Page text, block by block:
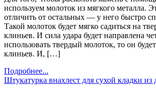
используем молоток из мягкого металла.
отличить от остальных — у него быстро
Такой молоток будет мягко садиться на
клиньев. И сила удара будет направлена
использовать твердый молоток, то он
клиньев. И, […]
Подробнее...
Штукатурка внахлест для сухой кладки из